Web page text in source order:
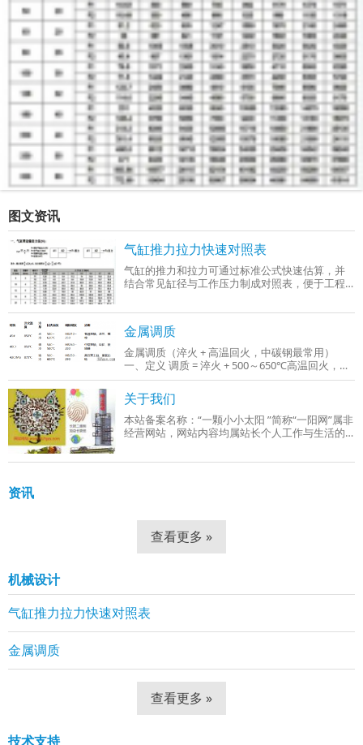
图文资讯
气缸推力拉力快速对照表
气缸的推力和拉力可通过标准公式快速估算，并
结合常见缸径与工作压力制成对照表，便于工程
力0.4–0.6 MPa）整理的‌气缸推力与拉力快
金属调质
金属调质（淬火 + 高温回火，中碳钢最常用）
一、定义 调质 = 淬火 + 500～650℃高温回火，只
适用于中碳钢、中碳合金钢（C：0.3%～0.5%），
成品组织：回火索氏体（铁素体 + 细小球状碳
关于我们
本站备案名称：“一颗小小太阳 ”简称“一阳网”属非
经营网站，网站内容均属站长个人工作与生活的
制、网站组建等。
资讯
查看更多 »
机械设计
气缸推力拉力快速对照表
金属调质
查看更多 »
技术支持